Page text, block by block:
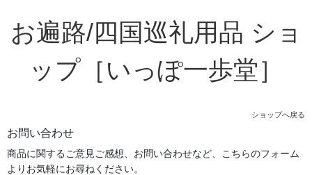
お遍路/四国巡礼用品 ショ
ップ［いっぽ一歩堂］
ショップへ戻る
お問い合わせ
商品に関するご意見ご感想、お問い合わせなど、こちらのフォーム
よりお気軽にお尋ねください。